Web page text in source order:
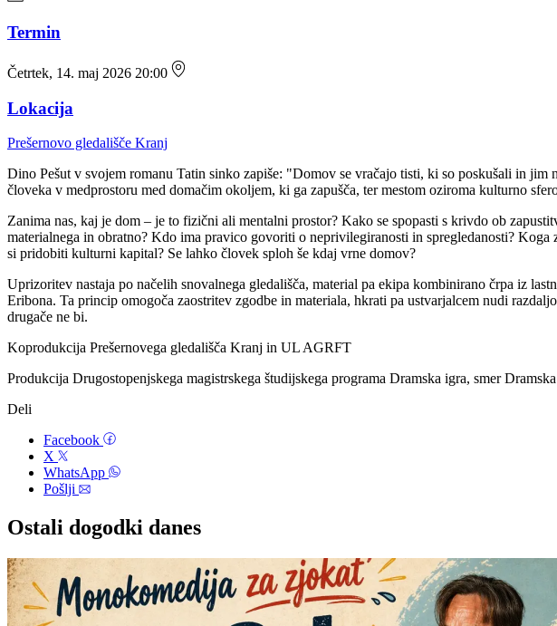
Termin
Četrtek, 14. maj 2026 20:00
Lokacija
Prešernovo gledališče Kranj
Dino Pešut v svojem romanu Tatin sinko zapiše: "Domov se vračajo tisti, ki so poskušali in
človeka v medprostoru med domačim okoljem, ki ga zapušča, ter mestom oziroma kulturno
Zanima nas, kaj je dom – je to fizični ali mentalni prostor? Kako se spopasti s krivdo ob
materialnega in obratno? Kdo ima pravico govoriti o neprivilegiranosti in spregledanosti?
si pridobiti kulturni kapital? Se lahko človek sploh še kdaj vrne domov?
Uprizoritev nastaja po načelih snovalnega gledališča, material pa ekipa kombinirano črpa iz
Eribona. Ta princip omogoča zaostritev zgodbe in materiala, hkrati pa ustvarjalcem nudi
drugače ne bi.
Koprodukcija Prešernovega gledališča Kranj in UL AGRFT
Produkcija Drugostopenjskega magistrskega študijskega programa Dramska igra, smer
Deli
Facebook
X
WhatsApp
Pošlji
Ostali dogodki danes
Prijavi se na cajtng